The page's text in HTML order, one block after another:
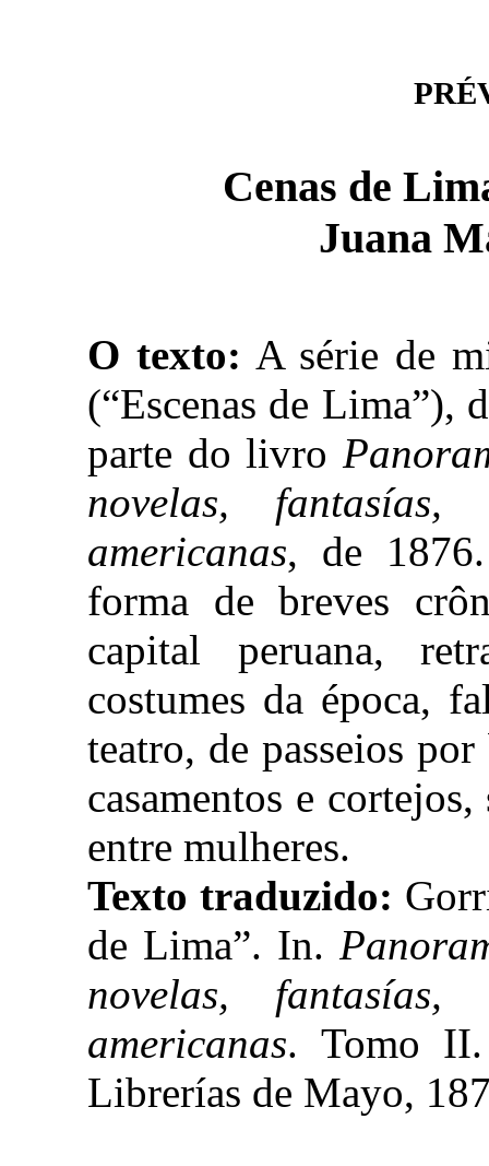
Cenas de
Juana
O texto: A série de
(“Escenas de Lima”),
parte do livro
novelas, fantasías,
americanas, de
forma de breves
capital peruana,
costumes da época,
teatro, de passeios
casamentos e
entre mulheres.
Texto traduzido:
de Lima”. In.
novelas, fantasías,
americanas. Tomo II.
Librerías de Mayo,